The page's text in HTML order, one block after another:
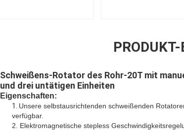
Schweißens-Rotator des Rohr-20T mit
und drei untätigen Einheiten
Eigenschaften:
1. Unsere selbstausrichtenden schweißenden
verfügbar.
2. Elektromagnetische stepless